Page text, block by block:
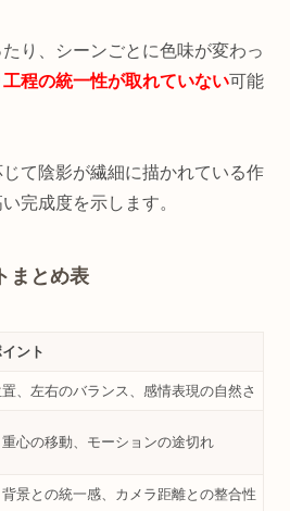
り、シーンごとに色味が変わっ
程の統一性が取れていない可能
て陰影が繊細に描かれている作
完成度を示します。
まとめ表
ント
、左右のバランス、感情表現の自然さ
心の移動、モーションの途切れ
景との統一感、カメラ距離との整合性